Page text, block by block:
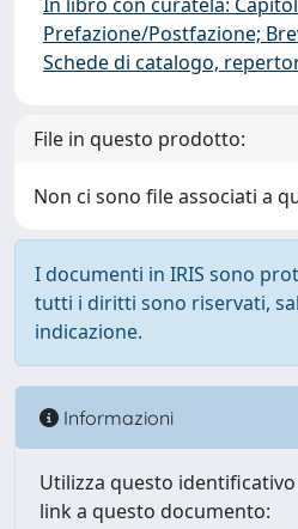
Prefazione/Postfazione;
Schede di catalogo,
File in questo prodotto:
Non ci sono file associati a
I documenti in IRIS sono
tutti i diritti sono riservati,
indicazione.
Informazioni
Utilizza questo
link a questo documento: